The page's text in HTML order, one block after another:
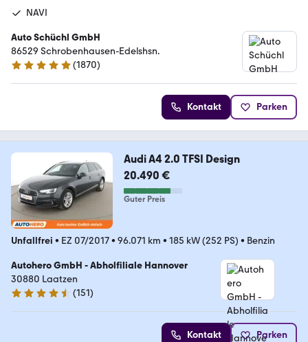
NAVI
Auto Schüchl GmbH
86529 Schrobenhausen-Edelshsn.
4.9 Sterne
(1870)
Kontakt Parken
Audi A4 2.0 TFSI Design
20.490 €
Guter Preis
Unfallfrei • EZ 07/2017• 96.071 km • 185 kW (252 PS) • Benzin
Autohero GmbH - Abholfiliale Hannover
30880 Laatzen
4.7 Sterne
(151)
Kontakt Parken